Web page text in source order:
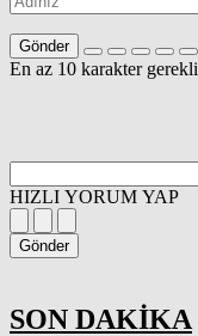
Gönder
En az 10 karakter gerekli
HIZLI YORUM YAP
Gönder
SON DAKİKA